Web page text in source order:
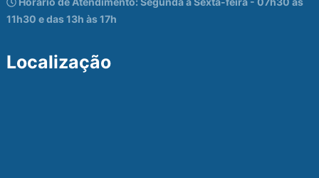
11h30 e das 13h às 17h
Localização